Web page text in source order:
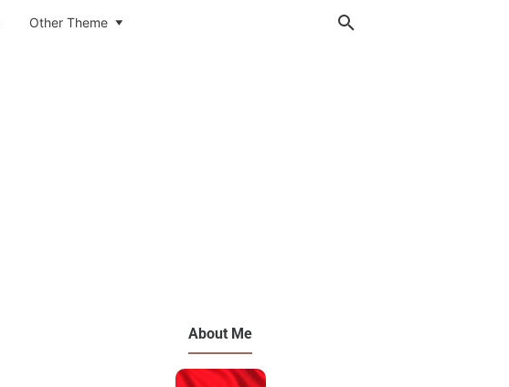
Other Theme
About Me